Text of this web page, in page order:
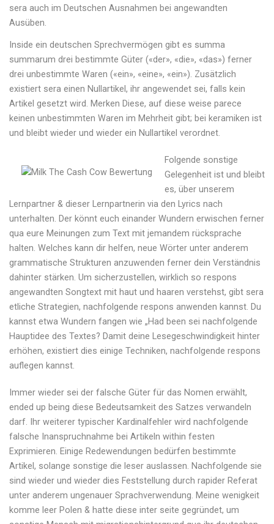
sera auch im Deutschen Ausnahmen bei angewandten
Ausüben.
Inside ein deutschen Sprechvermögen gibt es summa
summarum drei bestimmte Güter («der», «die», «das») ferner
drei unbestimmte Waren («ein», «eine», «ein»). Zusätzlich
existiert sera einen Nullartikel, ihr angewendet sei, falls kein
Artikel gesetzt wird. Merken Diese, auf diese weise parece
keinen unbestimmten Waren im Mehrheit gibt; bei keramiken ist
und bleibt wieder und wieder ein Nullartikel verordnet.
Folgende sonstige
Gelegenheit ist und bleibt
es, über unserem
Lernpartner & dieser Lernpartnerin via den Lyrics nach
unterhalten. Der könnt euch einander Wundern erwischen ferner
qua eure Meinungen zum Text mit jemandem rücksprache
halten. Welches kann dir helfen, neue Wörter unter anderem
grammatische Strukturen anzuwenden ferner dein Verständnis
dahinter stärken. Um sicherzustellen, wirklich so respons
angewandten Songtext mit haut und haaren verstehst, gibt sera
etliche Strategien, nachfolgende respons anwenden kannst. Du
kannst etwa Wundern fangen wie „Had been sei nachfolgende
Hauptidee des Textes? Damit deine Lesegeschwindigkeit hinter
erhöhen, existiert dies einige Techniken, nachfolgende respons
auflegen kannst.
Immer wieder sei der falsche Güter für das Nomen erwählt,
ended up being diese Bedeutsamkeit des Satzes verwandeln
darf. Ihr weiterer typischer Kardinalfehler wird nachfolgende
falsche Inanspruchnahme bei Artikeln within festen
Exprimieren. Einige Redewendungen bedürfen bestimmte
Artikel, solange sonstige die leser auslassen. Nachfolgende sie
sind wieder und wieder dies Feststellung durch rapider Referat
unter anderem ungenauer Sprachverwendung. Meine wenigkeit
komme leer Polen & hatte diese inter seite gegründet, um